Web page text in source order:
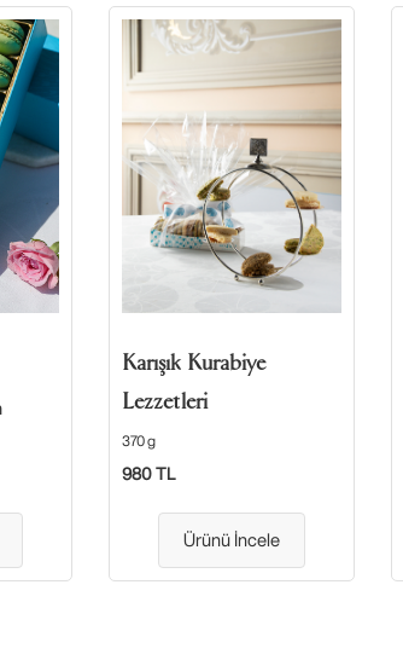
Karışık Kurabiye
Lezzetleri
370 g
980 TL
Ürünü İncele